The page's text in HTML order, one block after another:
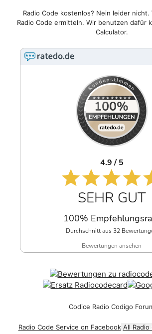
Radio Code kostenlos? Nein leider nicht.
Radio Code ermitteln. Wir benutzen dafür
Calculator.
4.9 / 5
SEHR GUT
100%
Durchschnitt aus 32
Bewertungen ansehen
Codice Radio Codigo
Radio Code Service on Facebook All